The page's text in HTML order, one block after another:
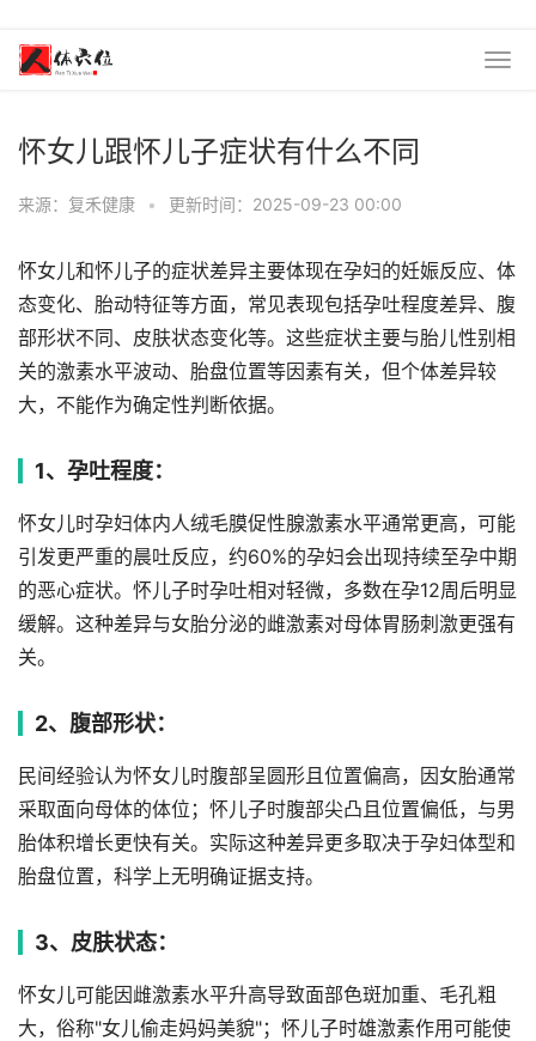
怀女儿跟怀儿子症状有什么不同
来源：复禾健康 • 更新时间：2025-09-23 00:00
怀女儿和怀儿子的症状差异主要体现在孕妇的妊娠反应、体
态变化、胎动特征等方面，常见表现包括孕吐程度差异、腹
部形状不同、皮肤状态变化等。这些症状主要与胎儿性别相
关的激素水平波动、胎盘位置等因素有关，但个体差异较
大，不能作为确定性判断依据。
1、孕吐程度：
怀女儿时孕妇体内人绒毛膜促性腺激素水平通常更高，可能
引发更严重的晨吐反应，约60%的孕妇会出现持续至孕中期
的恶心症状。怀儿子时孕吐相对轻微，多数在孕12周后明显
缓解。这种差异与女胎分泌的雌激素对母体胃肠刺激更强有
关。
2、腹部形状：
民间经验认为怀女儿时腹部呈圆形且位置偏高，因女胎通常
采取面向母体的体位；怀儿子时腹部尖凸且位置偏低，与男
胎体积增长更快有关。实际这种差异更多取决于孕妇体型和
胎盘位置，科学上无明确证据支持。
3、皮肤状态：
怀女儿可能因雌激素水平升高导致面部色斑加重、毛孔粗
大，俗称"女儿偷走妈妈美貌"；怀儿子时雄激素作用可能使